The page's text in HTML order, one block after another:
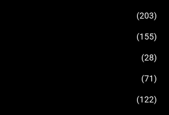
(203)
(155)
(28)
(71)
(122)